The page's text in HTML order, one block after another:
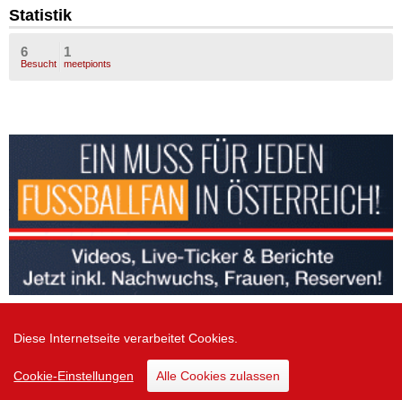
Diese Internetseite verarbeitet Cookies.
Cookie-Einstellungen Alle Cookies zulassen
Statistik
6
Besucht
1
meetpionts